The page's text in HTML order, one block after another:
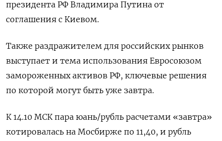
президента РФ Владимира Путина от
соглашения с Киевом.
Также раздражителем для российских рынков
выступает и тема использования Евросоюзом
замороженных активов РФ, ключевые решения
по которой могут быть уже завтра.
К 14.10 МСК пара юань/рубль расчетами «завтра»
котировалась на Мосбирже по 11,40, и рубль